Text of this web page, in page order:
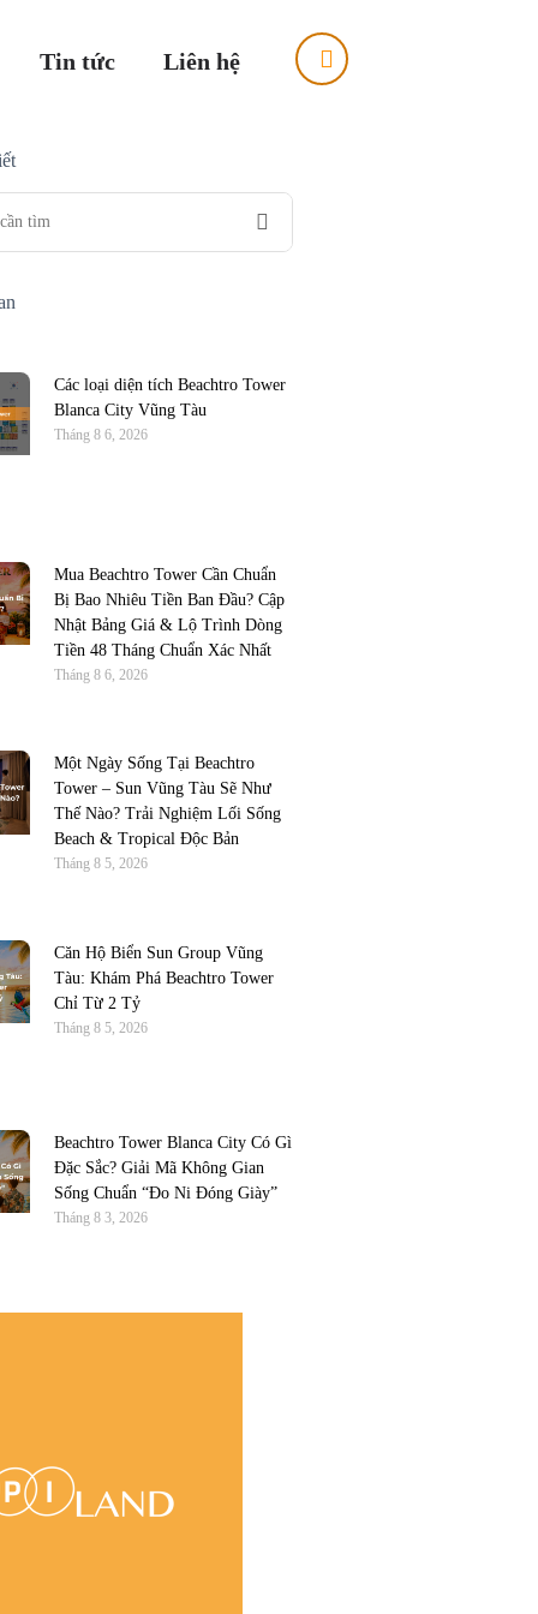
Tin tức Liên hệ
Các loại diện tích Beachtro Tower
Blanca City Vũng Tàu
Tháng 8 6, 2026
Mua Beachtro Tower Cần Chuẩn
Bị Bao Nhiêu Tiền Ban Đầu? Cập
Nhật Bảng Giá & Lộ Trình Dòng
Tiền 48 Tháng Chuẩn Xác Nhất
Tháng 8 6, 2026
Một Ngày Sống Tại Beachtro
Tower – Sun Vũng Tàu Sẽ Như
Thế Nào? Trải Nghiệm Lối Sống
Beach & Tropical Độc Bản
Tháng 8 5, 2026
Căn Hộ Biển Sun Group Vũng
Tàu: Khám Phá Beachtro Tower
Chỉ Từ 2 Tỷ
Tháng 8 5, 2026
Beachtro Tower Blanca City Có Gì
Đặc Sắc? Giải Mã Không Gian
Sống Chuẩn “Đo Ni Đóng Giày”
Tháng 8 3, 2026